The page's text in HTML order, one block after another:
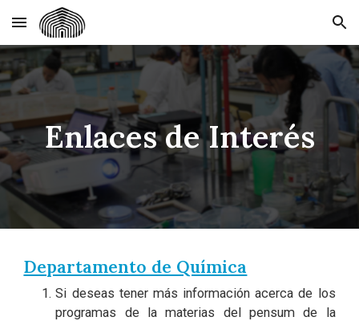
Skip to main content Skip to navigation
Enlaces de Interés
Departamento de Química
Si deseas tener más información acerca de los
programas de la materias del pensum de la